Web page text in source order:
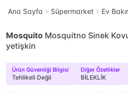
Ana Sayfa Süpermarket Ev
Mosquito Mosquitno Sinek
yetişkin
Ürün Güvenliği Bilgisi
Tehlikeli Değil
Diğer Özellikler
BİLEKLİK